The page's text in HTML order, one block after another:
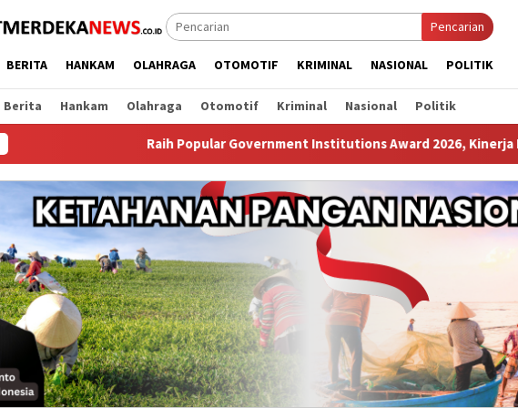
Pencarian
BERITA HANKAM OLAHRAGA OTOMOTIF KRIMINAL NASIONAL POLITIK
Berita Hankam Olahraga Otomotif Kriminal Nasional Politik
Raih Popular Government Institutions Award 2026, Kinerja Komunikasi